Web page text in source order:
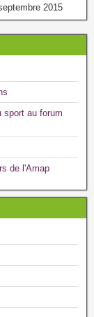
2015
sport au forum
de l'Amap